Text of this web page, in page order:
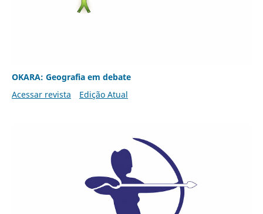
OKARA: Geografia em debate
Acessar revista
Edição Atual